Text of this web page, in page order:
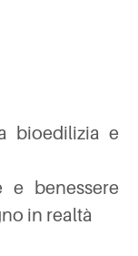
bioedilizia e
e benessere
in realtà